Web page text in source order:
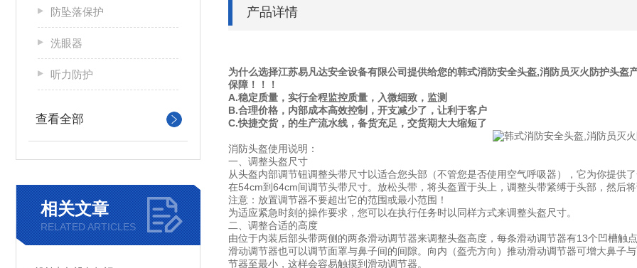
防坠落保护
洗眼器
听力防护
查看全部
相关文章
RELATED ARTICLES
产品详情
为什么选择江苏易凡达安全设备有限公司提供给您的韩式消防安全头盔,消防员灭火防护头
保障！！！
A.稳定质量，实行全程监控质量，入微细致，监测
B.合理价格，内部成本高效控制，开支减少了，让利于客户
C.快捷交货，的生产流水线，备货充足，交货期大大缩短了
消防头盔使用说明：
一、调整头盔尺寸
从头盔内部调节钮调整头带尺寸以适合您头部（不管您是否使用空气呼吸器），它为你提供
在54cm到64cm间调节头带尺寸。放松头带，将头盔置于头上，调整头带紧缚于头部，然后将
注意：放置调节器不要超出它的范围或最小范围！
为适应紧急时刻的操作要求，您可以在执行任务时以同样方式来调整头盔尺寸。
二、调整合适的高度
由位于内装后部头带两侧的两条滑动调节器来调整头盔高度，每条滑动调节器有13个凹槽触
滑动调节器也可以调节面罩与鼻子间的间隙。向内（盔壳方向）推动滑动调节器可增大鼻子
节器至最小，这样会容易触摸到滑动调节器。